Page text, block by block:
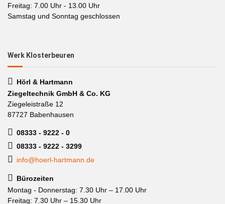
Freitag: 7.00 Uhr - 13.00 Uhr
Samstag und Sonntag geschlossen
Werk Klosterbeuren
Hörl & Hartmann
Ziegeltechnik GmbH & Co. KG
Ziegeleistraße 12
87727 Babenhausen
08333 - 9222 - 0
08333 - 9222 - 3299
info@hoerl-hartmann.de
Bürozeiten
Montag - Donnerstag: 7.30 Uhr – 17.00 Uhr
Freitag: 7.30 Uhr – 15.30 Uhr